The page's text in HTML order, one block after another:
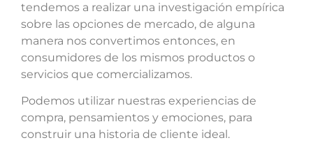
tendemos a realizar una investigación empírica
sobre las opciones de mercado, de alguna
manera nos convertimos entonces, en
consumidores de los mismos productos o
servicios que comercializamos.
Podemos utilizar nuestras experiencias de
compra, pensamientos y emociones, para
construir una historia de cliente ideal.